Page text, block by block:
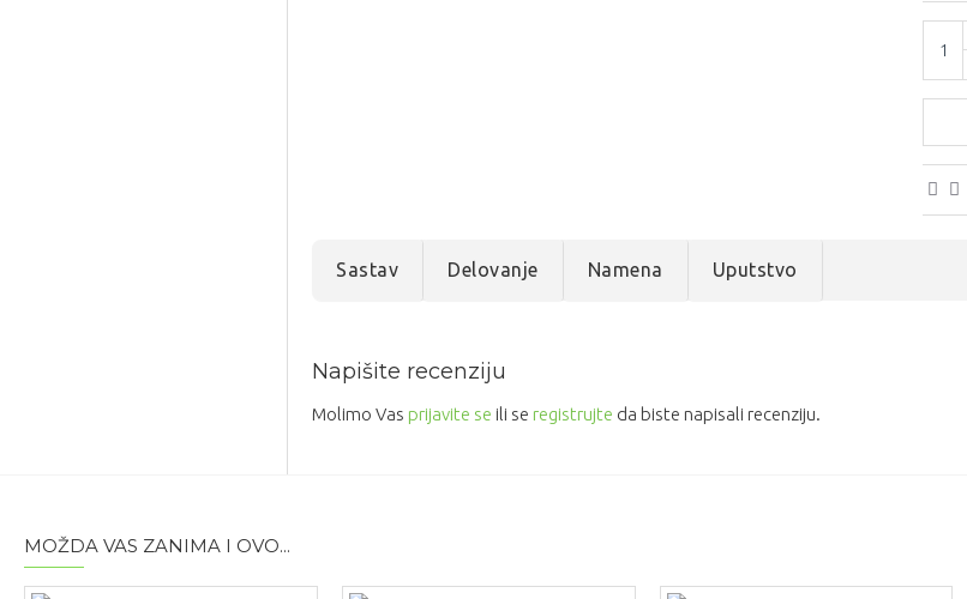
Sastav Delovanje Namena Uputstvo
Napišite recenziju
Molimo Vas prijavite se ili se registrujte da biste napisali recenziju.
MOŽDA VAS ZANIMA I OVO...